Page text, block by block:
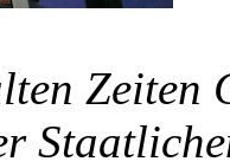
Zeiten